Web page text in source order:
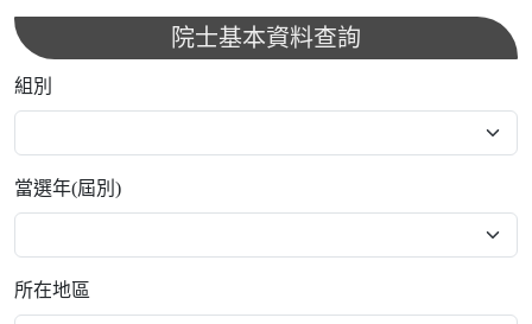
院士基本資料查詢
組別
當選年(屆別)
所在地區